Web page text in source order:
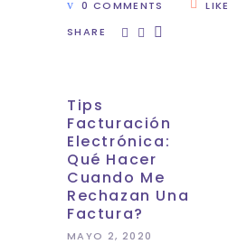
0 COMMENTS
LIKE
SHARE
Tips
Facturación
Electrónica:
Qué Hacer
Cuando Me
Rechazan Una
Factura?
MAYO 2, 2020